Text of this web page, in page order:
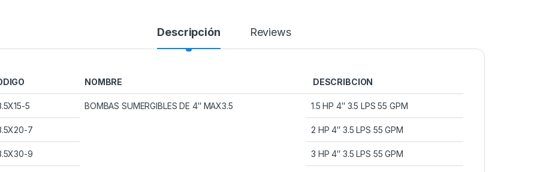
Descripción Reviews
NOMBRE DESCRIBCION
5 BOMBAS SUMERGIBLES DE 4″ MAX3.5 1.5 HP 4″ 3.5 LPS 55 GPM
7 2 HP 4″ 3.5 LPS 55 GPM
9 3 HP 4″ 3.5 LPS 55 GPM